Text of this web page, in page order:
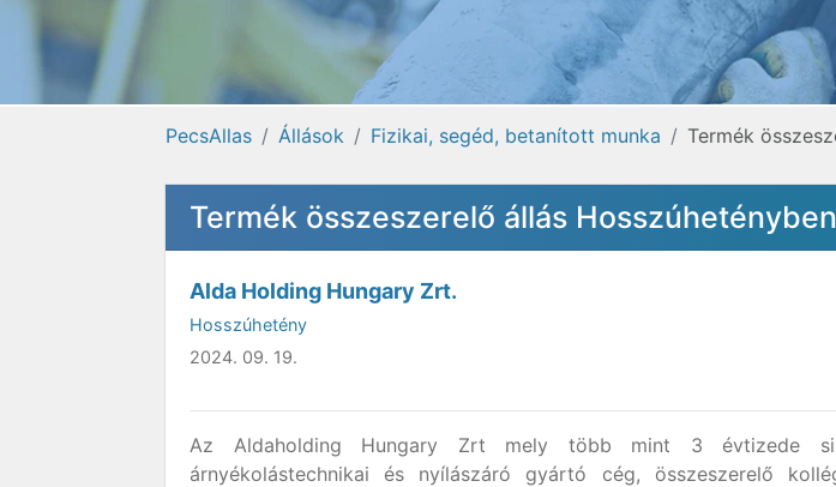
PecsAllas Állások Fizikai, segéd, betanított munka Termék
Termék összeszerelő állás Hosszúhetényben
Alda Holding Hungary Zrt.
Hosszúhetény
2024. 09. 19.
Az Aldaholding Hungary Zrt mely több mint 3 évtizede
árnyékolástechnikai és nyílászáró gyártó cég, összeszerelő